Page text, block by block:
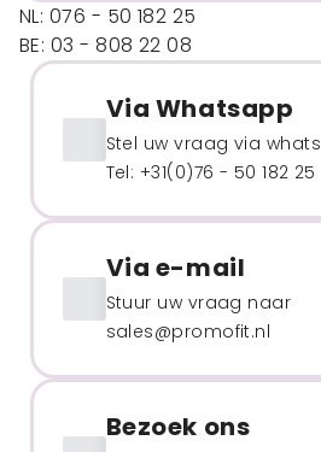
NL: 076 - 50 182 25
BE: 03 - 808 22 08
Via Whatsapp
Stel uw vraag via
Tel: +31(0)76 - 50 182 25
Via e-mail
Stuur uw vraag naar
sales@promofit.nl
Bezoek ons